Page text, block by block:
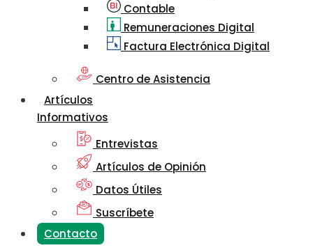
Contable
Remuneraciones Digital
Factura Electrónica Digital
Centro de Asistencia
Artículos
Informativos
Entrevistas
Artículos de Opinión
Datos Útiles
Suscríbete
Contacto